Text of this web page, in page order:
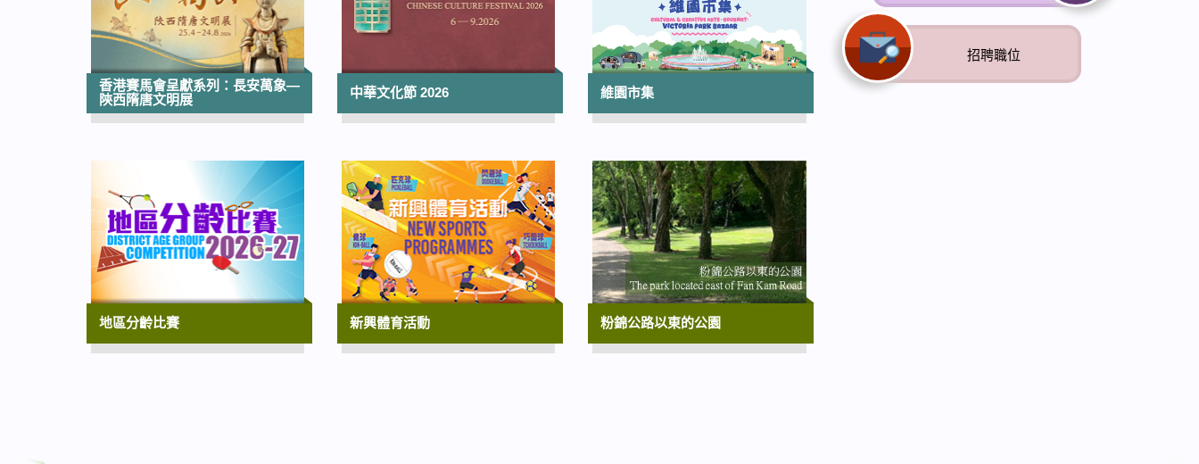
香港賽馬會呈獻系列：長安萬象—陝西隋唐
香港歷史博物館
香港流行文化節2026：幸會25歲──香港電影
誌慶節目）
香港電影資料館 | 展覽至2027年3月29日
10:00
型格香港系列 II — 坐觀東西：晏如居明式家
具與百年椅戲
香港文化博物館
香港賽馬會呈獻系列：長安萬象—
陝西隋唐文明展
中華文化節 2026 維園市集
地區分齡比賽 新興體育活動 粉錦公路以東的公園
招聘職位